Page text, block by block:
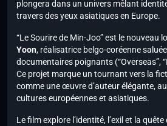
plongera dans un univers mêlant
travers des yeux asiatiques en Europe.
“Le Sourire de Min-Joo” est le nouveau
Yoon, réalisatrice belgo-coréenne
documentaires poignants (“Overseas”,
Ce projet marque un tournant vers la
comme une œuvre d’auteur élégante,
cultures européennes et asiatiques.
Le film explore l’identité, l’exil et la